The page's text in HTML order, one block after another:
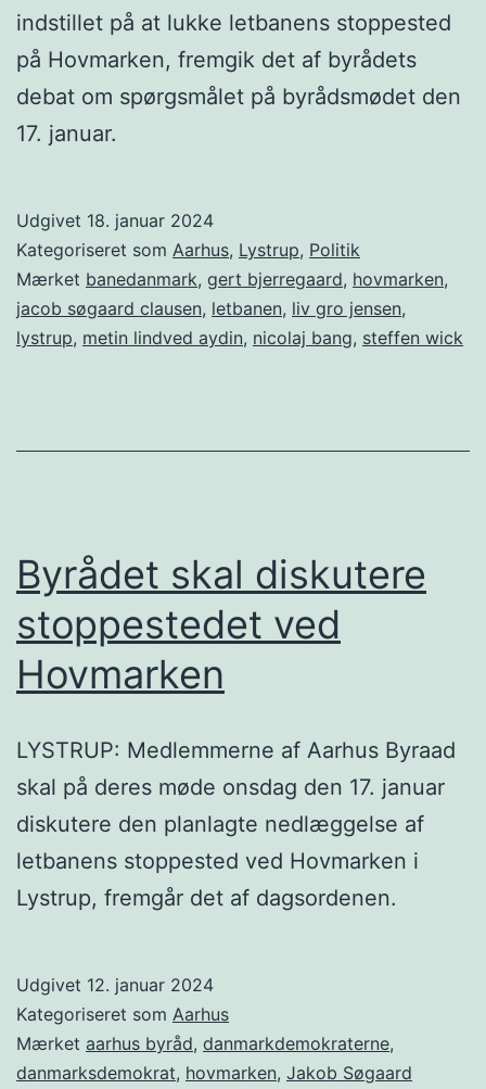
indstillet på at lukke letbanens stoppested
på Hovmarken, fremgik det af byrådets
debat om spørgsmålet på byrådsmødet den
17. januar.
Udgivet 18. januar 2024
Kategoriseret som Aarhus, Lystrup, Politik
Mærket banedanmark, gert bjerregaard, hovmarken,
jacob søgaard clausen, letbanen, liv gro jensen,
lystrup, metin lindved aydin, nicolaj bang, steffen wick
Byrådet skal diskutere
stoppestedet ved
Hovmarken
LYSTRUP: Medlemmerne af Aarhus Byraad
skal på deres møde onsdag den 17. januar
diskutere den planlagte nedlæggelse af
letbanens stoppested ved Hovmarken i
Lystrup, fremgår det af dagsordenen.
Udgivet 12. januar 2024
Kategoriseret som Aarhus
Mærket aarhus byråd, danmarkdemokraterne,
danmarksdemokrat, hovmarken, Jakob Søgaard